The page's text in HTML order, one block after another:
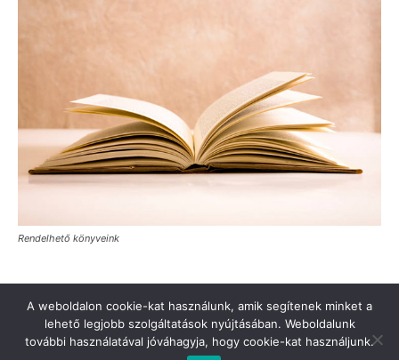
Rendelhető könyveink
Türkinfo’ya destek verin Değerli Okur! İletişim Hakkımızda
A weboldalon cookie-kat használunk, amik segítenek minket a
lehető legjobb szolgáltatások nyújtásában. Weboldalunk
további használatával jóváhagyja, hogy cookie-kat használjunk.